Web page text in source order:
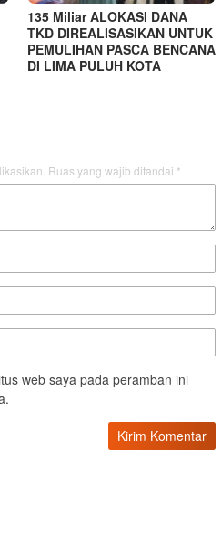
135 Miliar ALOKASI DANA
TKD DIREALISASIKAN UNTUK
PEMULIHAN PASCA BENCANA
DI LIMA PULUH KOTA
Ruas yang wajib ditandai *
web saya pada peramban ini